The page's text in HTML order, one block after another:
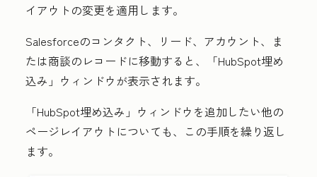
イアウトの変更を適用します。
Salesforceのコンタクト、リード、アカウント、ま
たは商談のレコードに移動すると、「HubSpot埋め
込み」ウィンドウが表示されます。
「HubSpot埋め込み」ウィンドウを追加したい他の
ページレイアウトについても、この手順を繰り返し
ます。